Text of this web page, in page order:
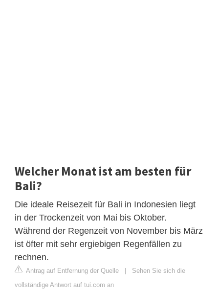
Welcher Monat ist am besten für
Bali?
Die ideale Reisezeit für Bali in Indonesien liegt
in der Trockenzeit von Mai bis Oktober.
Während der Regenzeit von November bis März
ist öfter mit sehr ergiebigen Regenfällen zu
rechnen.
Antrag auf Entfernung der Quelle | Sehen Sie sich die
vollständige Antwort auf tui.com an